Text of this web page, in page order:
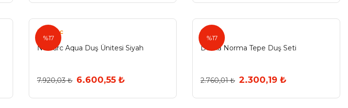
%17
Newarc
Newarc Aqua Duş Ünitesi Siyah
7.920,03 ₺ 6.600,55 ₺
%17
Duxxa
Duxxa Norma Tepe Duş Seti
2.760,01 ₺ 2.300,19 ₺